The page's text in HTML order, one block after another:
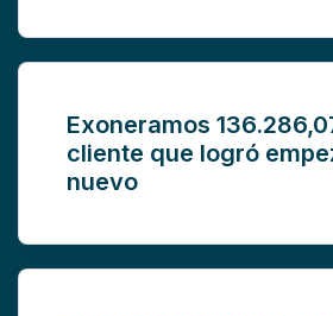
Exoneramos
cliente que logró
nuevo